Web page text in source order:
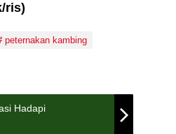
ris)
peternakan kambing
Hadapi